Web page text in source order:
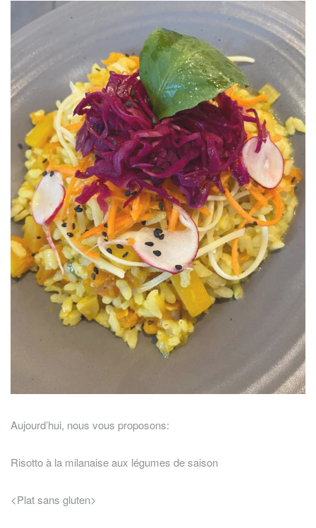
Aujourd’hui, nous vous proposons:
Risotto à la milanaise aux légumes de saison
<Plat sans gluten>